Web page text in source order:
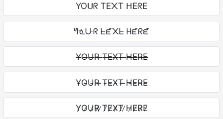
YOᑌᖇ TE᙭T ᕼEᖇE
ᖻᓍᑘᖇ ᖶᘿ᙭ᖶ ᕼᘿᖇᘿ
Y̶O̶U̶R̶ ̶T̶E̶X̶T̶ ̶H̶E̶R̶E̶
Y̴O̴U̴R̴ ̴T̴E̴X̴T̴ ̴H̴E̴R̴E̴
Y̷O̷U̷R̷ ̷T̷E̷X̷T̷ ̷H̷E̷R̷E̷